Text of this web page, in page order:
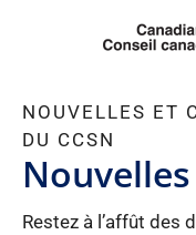
NOUVELLES ET
DU CCSN
Nouvelles
Restez à l’affût des